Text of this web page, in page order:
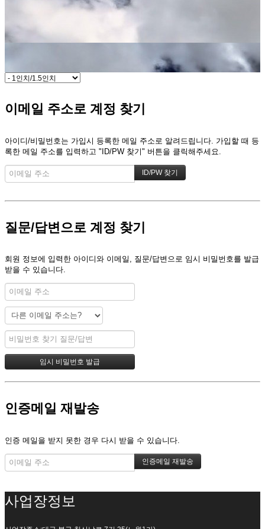
이메일 주소로 계정 찾기
아이디/비밀번호는 가입시 등록한 메일 주소로 알려드립니다. 가입할 때 등
록한 메일 주소를 입력하고 "ID/PW 찾기" 버튼을 클릭해주세요.
질문/답변으로 계정 찾기
회원 정보에 입력한 아이디와 이메일, 질문/답변으로 임시 비밀번호를 발급
받을 수 있습니다.
인증메일 재발송
인증 메일을 받지 못한 경우 다시 받을 수 있습니다.
사업장정보